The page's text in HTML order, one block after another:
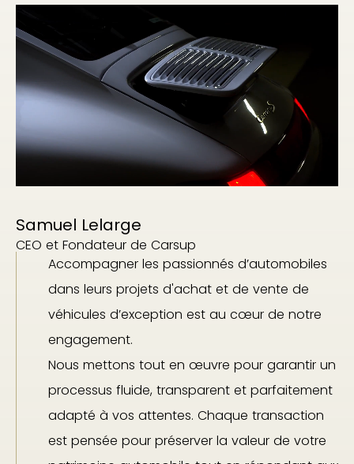
Samuel Lelarge
CEO et Fondateur de Carsup
Accompagner les passionnés d’automobiles
dans leurs projets d'achat et de vente de
véhicules d’exception est au cœur de notre
engagement.
Nous mettons tout en œuvre pour garantir un
processus fluide, transparent et parfaitement
adapté à vos attentes. Chaque transaction
est pensée pour préserver la valeur de votre